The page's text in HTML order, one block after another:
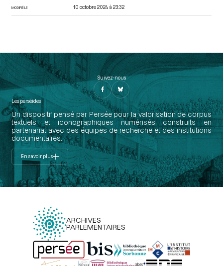
MODIFIÉ LE 10 octobre 2024 à 23:32
Suivez-nous
Les perséides
Un dispositif pensé par Persée pour la valorisation de corpus
textuels et iconographiques numérisés construits en
partenariat avec des équipes de recherche et des institutions
documentaires.
En savoir plus
ARCHIVES
PARLEMENTAIRES